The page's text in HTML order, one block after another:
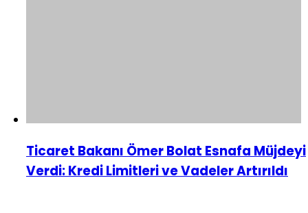
Ticaret Bakanı Ömer Bolat Esnafa Müjdeyi
Verdi: Kredi Limitleri ve Vadeler Artırıldı